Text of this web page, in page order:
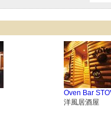
Oven Bar
洋風居酒屋